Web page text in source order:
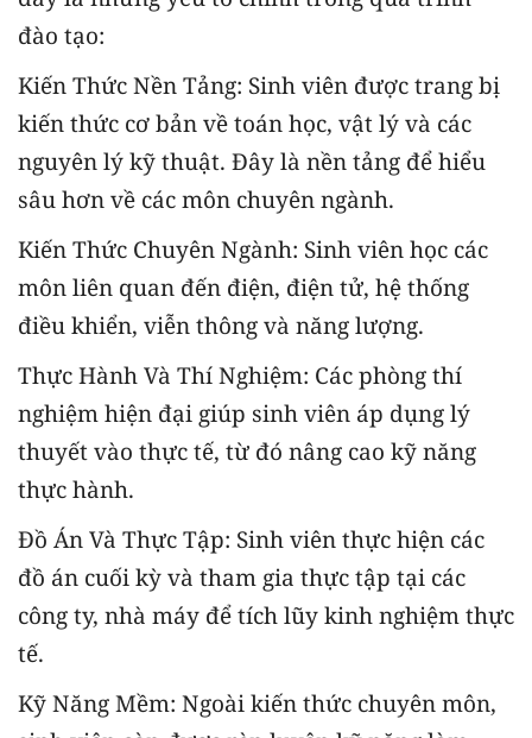
đào tạo:
Kiến Thức Nền Tảng: Sinh viên được trang bị
kiến thức cơ bản về toán học, vật lý và các
nguyên lý kỹ thuật. Đây là nền tảng để hiểu
sâu hơn về các môn chuyên ngành.
Kiến Thức Chuyên Ngành: Sinh viên học các
môn liên quan đến điện, điện tử, hệ thống
điều khiển, viễn thông và năng lượng.
Thực Hành Và Thí Nghiệm: Các phòng thí
nghiệm hiện đại giúp sinh viên áp dụng lý
thuyết vào thực tế, từ đó nâng cao kỹ năng
thực hành.
Đồ Án Và Thực Tập: Sinh viên thực hiện các
đồ án cuối kỳ và tham gia thực tập tại các
công ty, nhà máy để tích lũy kinh nghiệm thực
tế.
Kỹ Năng Mềm: Ngoài kiến thức chuyên môn,